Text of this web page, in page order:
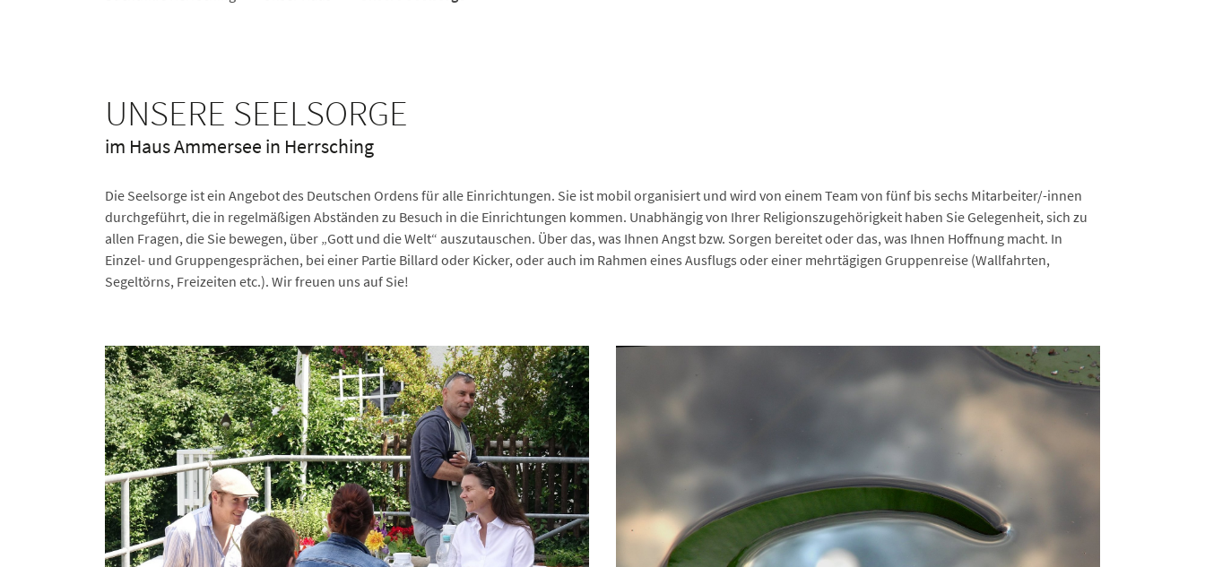
UNSERE SEELSORGE
im Haus Ammersee in Herrsching
Die Seelsorge ist ein Angebot des Deutschen Ordens für alle Einrichtungen. Sie ist mobil organisiert und wird von einem Team von fünf bis sechs Mitarbeiter/-innen
durchgeführt, die in regelmäßigen Abständen zu Besuch in die Einrichtungen kommen. Unabhängig von Ihrer Religionszugehörigkeit haben Sie Gelegenheit, sich zu
allen Fragen, die Sie bewegen, über „Gott und die Welt“ auszutauschen. Über das, was Ihnen Angst bzw. Sorgen bereitet oder das, was Ihnen Hoffnung macht. In
Einzel- und Gruppengesprächen, bei einer Partie Billard oder Kicker, oder auch im Rahmen eines Ausflugs oder einer mehrtägigen Gruppenreise (Wallfahrten,
Segeltörns, Freizeiten etc.). Wir freuen uns auf Sie!